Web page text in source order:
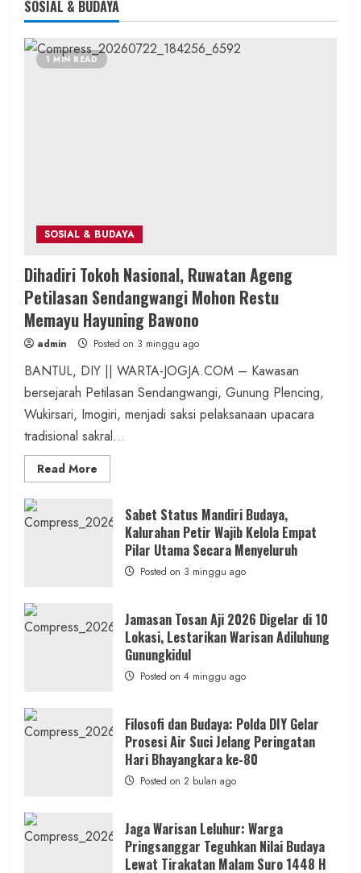
SOSIAL & BUDAYA
1 MIN READ
SOSIAL & BUDAYA
Dihadiri Tokoh Nasional, Ruwatan Ageng
Petilasan Sendangwangi Mohon Restu
Memayu Hayuning Bawono
admin Posted on 3 minggu ago
BANTUL, DIY || WARTA-JOGJA.COM – Kawasan
bersejarah Petilasan Sendangwangi, Gunung Plencing,
Wukirsari, Imogiri, menjadi saksi pelaksanaan upacara
tradisional sakral...
Read More
more
Tokoh
Nasional,
Ruwatan
Ageng
Petilasan
Sendangwangi
Mohon
Hayuning
Bawono
Sabet Status Mandiri Budaya,
Kalurahan Petir Wajib Kelola Empat
Pilar Utama Secara Menyeluruh
Posted on 3 minggu ago
Jamasan Tosan Aji 2026 Digelar di 10
Lokasi, Lestarikan Warisan Adiluhung
Gunungkidul
Posted on 4 minggu ago
Filosofi dan Budaya: Polda DIY Gelar
Prosesi Air Suci Jelang Peringatan
Hari Bhayangkara ke-80
Posted on 2 bulan ago
Jaga Warisan Leluhur: Warga
Pringsanggar Teguhkan Nilai Budaya
Lewat Tirakatan Malam Suro 1448 H